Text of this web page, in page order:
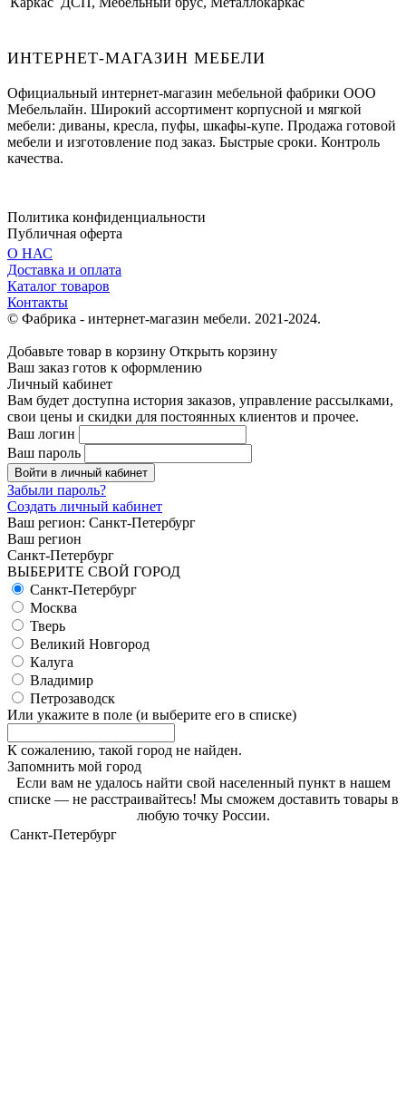
ИНТЕРНЕТ-МАГАЗИН МЕБЕЛИ
Официальный интернет-магазин мебельной фабрики ООО
Мебельлайн. Широкий ассортимент корпусной и мягкой
мебели: диваны, кресла, пуфы, шкафы-купе. Продажа готовой
мебели и изготовление под заказ. Быстрые сроки. Контроль
качества.
Политика конфиденциальности
Публичная оферта
О НАС
Доставка и оплата
Каталог товаров
Контакты
© Фабрика - интернет-магазин мебели. 2021-2024.
Добавьте товар в корзину Открыть корзину
Ваш заказ готов к оформлению
Личный кабинет
Вам будет доступна история заказов, управление рассылками,
свои цены и скидки для постоянных клиентов и прочее.
Ваш логин
Ваш пароль
Войти в личный кабинет
Забыли пароль?
Создать личный кабинет
Ваш регион: Санкт-Петербург
Ваш регион
Санкт-Петербург
ВЫБЕРИТЕ СВОЙ ГОРОД
Санкт-Петербург
Москва
Тверь
Великий Новгород
Калуга
Владимир
Петрозаводск
Или укажите в поле (и выберите его в списке)
К сожалению, такой город не найден.
Запомнить мой город
Если вам не удалось найти свой населенный пункт в нашем
списке — не расстраивайтесь! Мы сможем доставить товары в
любую точку России.
Санкт-Петербург